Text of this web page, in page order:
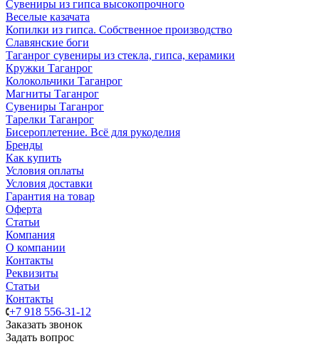
Сувениры из гипса высокопрочного
Веселые казачата
Копилки из гипса. Собственное производство
Славянские боги
Таганрог сувениры из стекла, гипса, керамики
Кружки Таганрог
Колокольчики Таганрог
Магниты Таганрог
Сувениры Таганрог
Тарелки Таганрог
Бисероплетение. Всё для рукоделия
Бренды
Как купить
Условия оплаты
Условия доставки
Гарантия на товар
Оферта
Статьи
Компания
О компании
Контакты
Реквизиты
Статьи
Контакты
+7 918 556-31-12
Заказать звонок
Задать вопрос